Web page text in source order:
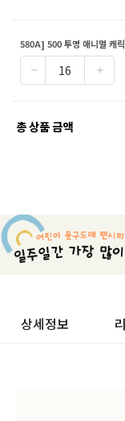
580A] 500 투명 애니멀 캐
총 상품 금액
상세정보